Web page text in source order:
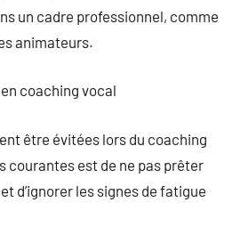
un cadre professionnel, comme
animateurs.
coaching vocal
être évitées lors du coaching
courantes est de ne pas prêter
d’ignorer les signes de fatigue